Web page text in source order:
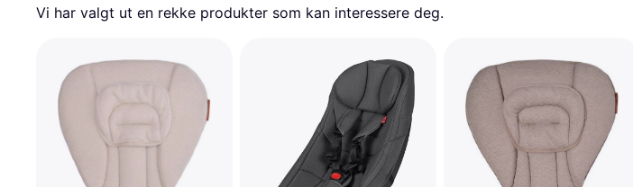
Vi har valgt ut en rekke produkter som kan interessere deg.